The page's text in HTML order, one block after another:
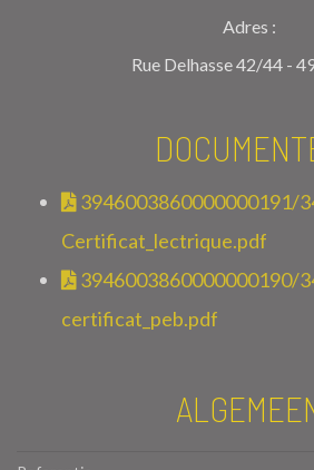
Adres :
Rue Delhasse 42/44 -
3946003860000000191/
Certificat_lectrique.pdf
3946003860000000190/
certificat_peb.pdf